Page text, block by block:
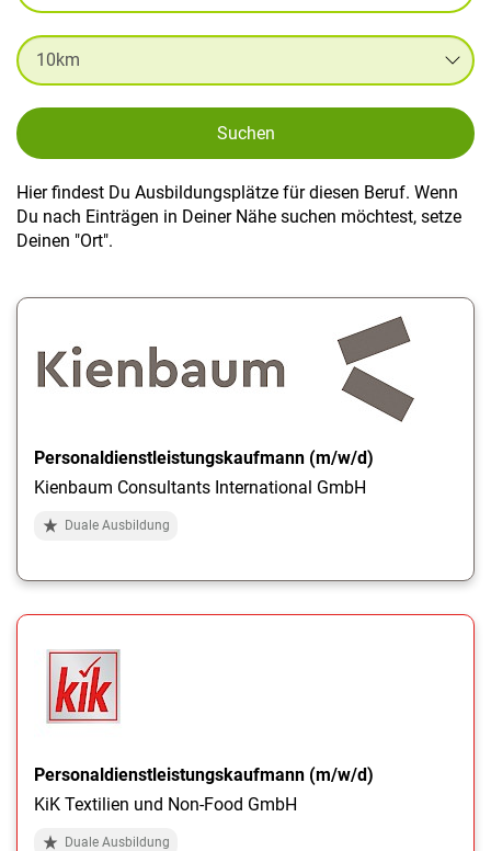
Suchen
Hier findest Du Ausbildungsplätze für diesen Beruf. Wenn
Du nach Einträgen in Deiner Nähe suchen möchtest, setze
Deinen "Ort".
Personaldienstleistungskaufmann (m/w/d)
Kienbaum Consultants International GmbH
Duale Ausbildung
Personaldienstleistungskaufmann (m/w/d)
KiK Textilien und Non-Food GmbH
Duale Ausbildung